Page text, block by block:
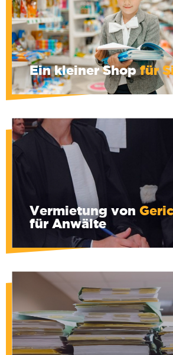
weiße plissierte Lätzchen...
was Sie brauchen und wir
Bestes tun, um es für Sie zu
Ein kleiner Shopfür
Neue Gerichtsrobe sind in
Small, Large und Xtra Large
€ pro Ausleihe erhältlich.
Vermietung von
für Anwälte
Geben Sie den Ordnercode